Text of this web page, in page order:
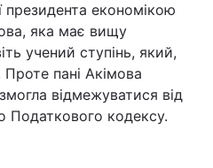
президента економікою
яка має вищу
учений ступінь, який,
пані Акімова
відмежуватися від
Податкового кодексу.